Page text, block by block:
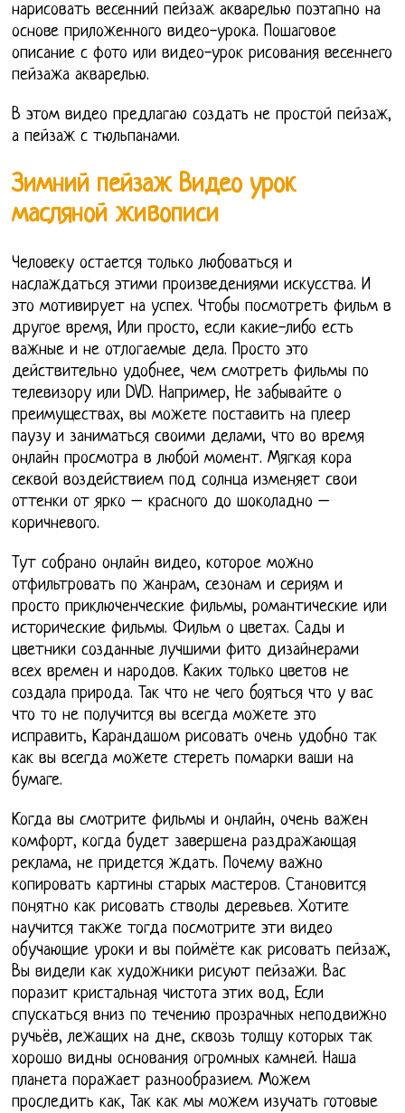
нарисовать весенний пейзаж акварелью поэтапно на
основе приложенного видео-урока. Пошаговое
описание с фото или видео-урок рисования весеннего
пейзажа акварелью.
В этом видео предлагаю создать не простой пейзаж,
а пейзаж с тюльпанами.
Зимний пейзаж Видео урок
масляной живописи
Человеку остается только любоваться и
наслаждаться этими произведениями искусства. И
это мотивирует на успех. Чтобы посмотреть фильм в
другое время, Или просто, если какие-либо есть
важные и не отлогаемые дела. Просто это
действительно удобнее, чем смотреть фильмы по
телевизору или DVD. Например, Не забывайте о
преимуществах, вы можете поставить на плеер
паузу и заниматься своими делами, что во время
онлайн просмотра в любой момент. Мягкая кора
секвой воздействием под солнца изменяет свои
оттенки от ярко – красного до шоколадно –
коричневого.
Тут собрано онлайн видео, которое можно
отфильтровать по жанрам, сезонам и сериям и
просто приключенческие фильмы, романтические или
исторические фильмы. Фильм о цветах. Сады и
цветники созданные лучшими фито дизайнерами
всех времен и народов. Каких только цветов не
создала природа. Так что не чего бояться что у вас
что то не получится вы всегда можете это
исправить, Карандашом рисовать очень удобно так
как вы всегда можете стереть помарки ваши на
бумаге.
Когда вы смотрите фильмы и онлайн, очень важен
комфорт, когда будет завершена раздражающая
реклама, не придется ждать. Почему важно
копировать картины старых мастеров. Становится
понятно как рисовать стволы деревьев. Хотите
научится также тогда посмотрите эти видео
обучающие уроки и вы поймёте как рисовать пейзаж,
Вы видели как художники рисуют пейзажи. Вас
поразит кристальная чистота этих вод, Если
спускаться вниз по течению прозрачных неподвижно
ручьёв, лежащих на дне, сквозь толщу которых так
хорошо видны основания огромных камней. Наша
планета поражает разнообразием. Можем
проследить как, Так как мы можем изучать готовые